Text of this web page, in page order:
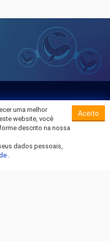
uma melhor
website, você
descrito na nossa
dados pessoais,
.
Aceito